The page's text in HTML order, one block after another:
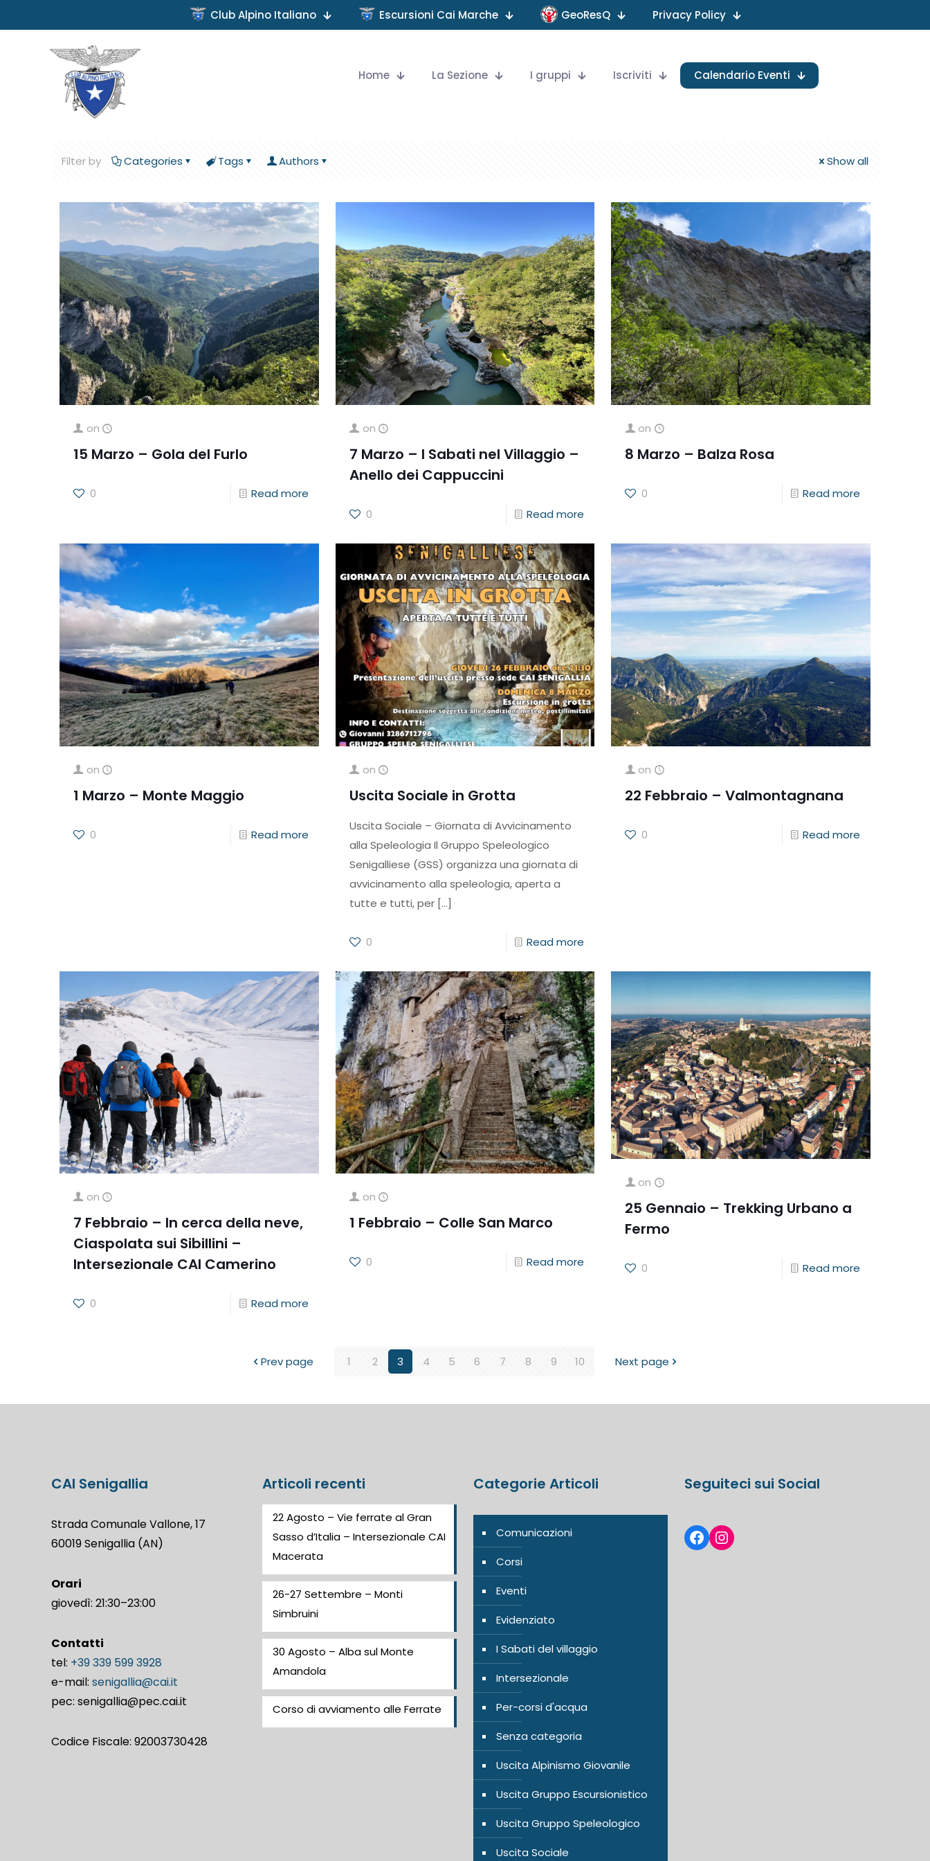
Club Alpino Italiano Escursioni Cai Marche GeoResQ Privacy Policy
Home La Sezione I gruppi Iscriviti Calendario Eventi
Filter by Categories Tags Authors Show all
on
15 Marzo – Gola del Furlo
0 Read more
on
7 Marzo – I Sabati nel Villaggio –
Anello dei Cappuccini
0 Read more
on
8 Marzo – Balza Rosa
0 Read more
on
1 Marzo – Monte Maggio
0 Read more
on
Uscita Sociale in Grotta
Uscita Sociale – Giornata di Avvicinamento
alla Speleologia Il Gruppo Speleologico
Senigalliese (GSS) organizza una giornata di
avvicinamento alla speleologia, aperta a
tutte e tutti, per[…]
0 Read more
on
22 Febbraio – Valmontagnana
0 Read more
on
7 Febbraio – In cerca della neve,
Ciaspolata sui Sibillini –
Intersezionale CAI Camerino
0 Read more
on
1 Febbraio – Colle San Marco
0 Read more
on
25 Gennaio – Trekking Urbano a
Fermo
0 Read more
Prev page 1 2 3 4 5 6 7 8 9 10 Next page
CAI Senigallia
Strada Comunale Vallone, 17
60019 Senigallia (AN)
Orari
giovedì: 21:30–23:00
Contatti
tel: +39 339 599 3928
e-mail: senigallia@cai.it
pec: senigallia@pec.cai.it
Codice Fiscale: 92003730428
Articoli recenti
22 Agosto – Vie ferrate al Gran
Sasso d’Italia – Intersezionale CAI
Macerata
26-27 Settembre – Monti
Simbruini
30 Agosto – Alba sul Monte
Amandola
Corso di avviamento alle Ferrate
Categorie Articoli
Comunicazioni
Corsi
Eventi
Evidenziato
I Sabati del villaggio
Intersezionale
Per-corsi d'acqua
Senza categoria
Uscita Alpinismo Giovanile
Uscita Gruppo Escursionistico
Uscita Gruppo Speleologico
Uscita Sociale
Seguiteci sui Social
Facebook
Instagram